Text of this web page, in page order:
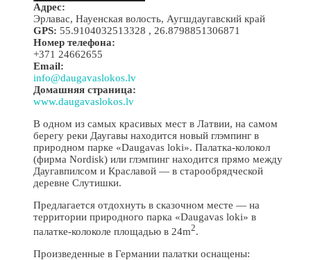
Адрес:
Эрлавас, Науенская волость, Аугшдаугавский край
GPS: 55.9104032513328 , 26.8798851306871
Номер телефона:
+371 24662655
Email:
info@daugavaslokos.lv
Домашняя страница:
www.daugavaslokos.lv
В одном из самых красивых мест в Латвии, на самом
берегу реки Даугавы находится новый глэмпинг в
природном парке «Daugavas loki». Палатка-колокол
(фирма Nordisk) или глэмпинг находится прямо между
Даугавпилсом и Краславой — в старообрядческой
деревне Слутишки.
Предлагается отдохнуть в сказочном месте — на
территории природного парка «Daugavas loki» в
палатке-колоколе площадью в 24m2.
Произведенные в Германии палатки оснащены: